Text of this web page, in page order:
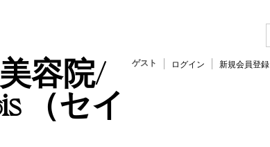
容院/
（セイ
ゲスト ログイン 新規会員登録